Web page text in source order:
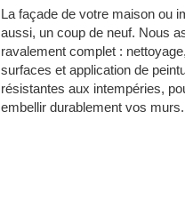
La façade de votre maison ou
aussi, un coup de neuf. Nous
ravalement complet :
surfaces et application de
résistantes aux intempéries,
embellir durablement vos murs.